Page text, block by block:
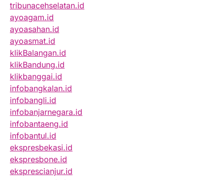
tribunacehselatan.id
ayoagam.id
ayoasahan.id
ayoasmat.id
klikBalangan.id
klikBandung.id
klikbanggai.id
infobangkalan.id
infobangli.id
infobanjarnegara.id
infobantaeng.id
infobantul.id
ekspresbekasi.id
ekspresbone.id
eksprescianjur.id